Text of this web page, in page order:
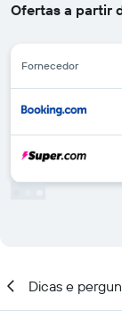
Ofertas a partir
Fornecedor
Dicas e